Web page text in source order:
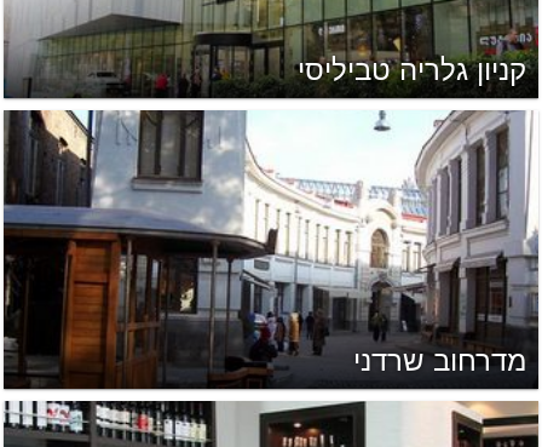
קניון גלריה טביליסי
מדרחוב שרדני